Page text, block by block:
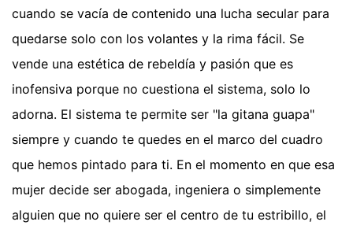
cuando se vacía de contenido una lucha secular para
quedarse solo con los volantes y la rima fácil. Se
vende una estética de rebeldía y pasión que es
inofensiva porque no cuestiona el sistema, solo lo
adorna. El sistema te permite ser "la gitana guapa"
siempre y cuando te quedes en el marco del cuadro
que hemos pintado para ti. En el momento en que esa
mujer decide ser abogada, ingeniera o simplemente
alguien que no quiere ser el centro de tu estribillo, el